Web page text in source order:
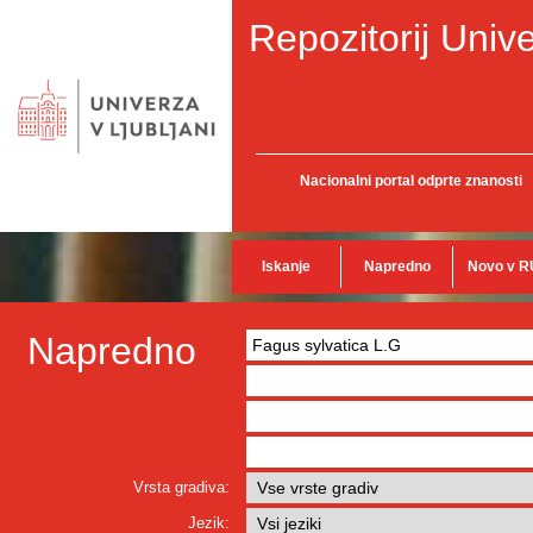
Repozitorij
Nacionalni portal odprte znanosti
Iskanje Napredno Novo v
Napredno
Vrsta gradiva:
Jezik: